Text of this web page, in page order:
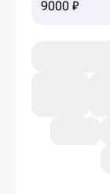
9000 ₽